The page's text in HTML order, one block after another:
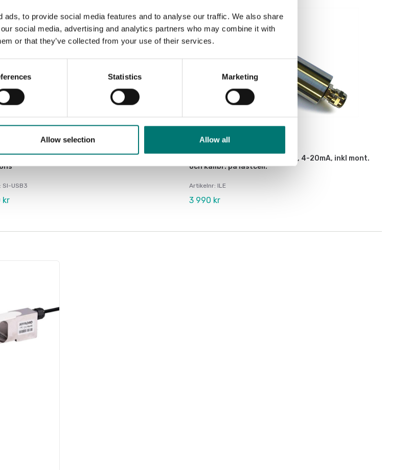
ads, to provide social media features and to analyse our traffic. We also share
social media, advertising and analytics partners who may combine it with
or that they’ve collected from your use of their services.
Statistics Marketing
Allow selection Allow all
SI-USB3
kr
Lastcells transmitter 2-tråds, 4-20mA, inkl mont.
och kalibr. på lastcell.
Artikelnr: ILE
3 990 kr